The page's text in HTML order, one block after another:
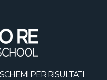
PER RISULTATI